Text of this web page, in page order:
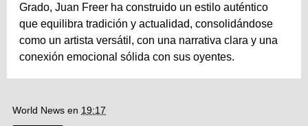
Grado, Juan Freer ha construido un estilo auténtico
que equilibra tradición y actualidad, consolidándose
como un artista versátil, con una narrativa clara y una
conexión emocional sólida con sus oyentes.
World News en 19:17